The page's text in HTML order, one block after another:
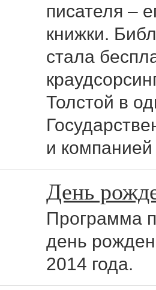
писателя –
книжки.
стала
Толстой в
и компанией
День
Программа
день
2014 года.